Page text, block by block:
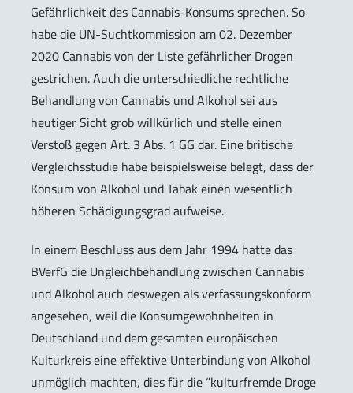
Gefährlichkeit des Cannabis-Konsums sprechen. So
habe die UN-Suchtkommission am 02. Dezember
2020 Cannabis von der Liste gefährlicher Drogen
gestrichen. Auch die unterschiedliche rechtliche
Behandlung von Cannabis und Alkohol sei aus
heutiger Sicht grob willkürlich und stelle einen
Verstoß gegen Art. 3 Abs. 1 GG dar. Eine britische
Vergleichsstudie habe beispielsweise belegt, dass der
Konsum von Alkohol und Tabak einen wesentlich
höheren Schädigungsgrad aufweise.
In einem Beschluss aus dem Jahr 1994 hatte das
BVerfG die Ungleichbehandlung zwischen Cannabis
und Alkohol auch deswegen als verfassungskonform
angesehen, weil die Konsumgewohnheiten in
Deutschland und dem gesamten europäischen
Kulturkreis eine effektive Unterbindung von Alkohol
unmöglich machten, dies für die “kulturfremde Droge